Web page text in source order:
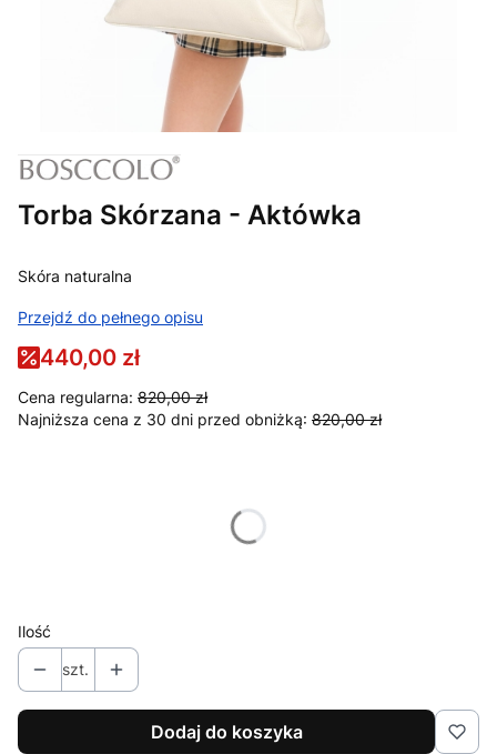
Torba Skórzana - Aktówka
Skóra naturalna
Przejdź do pełnego opisu
440,00 zł
Cena regularna: 820,00 zł
Najniższa cena z 30 dni przed obniżką: 820,00 zł
Ilość
szt.
Dodaj do koszyka